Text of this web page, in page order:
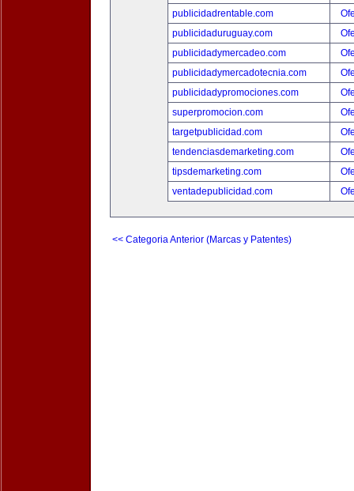
publicidadrentable.com
publicidaduruguay.com
publicidadymercadeo.com
publicidadymercadotecnia.com
publicidadypromociones.com
superpromocion.com
targetpublicidad.com
tendenciasdemarketing.com
tipsdemarketing.com
ventadepublicidad.com
<< Categoria Anterior (Marcas y Patentes)